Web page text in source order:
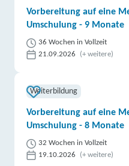
Vorbereitung auf eine
Umschulung - 9 Monate
36 Wochen in Vollzeit
21.09.2026
(+ weitere)
Weiterbildung
Vorbereitung auf eine
Umschulung - 8 Monate
32 Wochen in Vollzeit
19.10.2026
(+ weitere)